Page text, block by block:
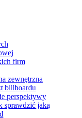
firm
zewnętrzna
billboardu
perspektywy
sprawdzić jaką